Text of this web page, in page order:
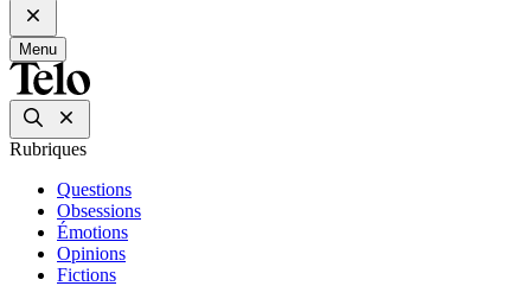
Menu
Rubriques
Questions
Obsessions
Émotions
Opinions
Fictions